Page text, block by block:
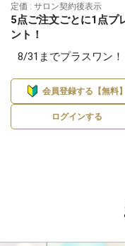
定価 : サロン契約後表示
5点ご注文ごとに1点プ
ント！
8/31までプラスワン！
会員登録する【無料】
ログインする